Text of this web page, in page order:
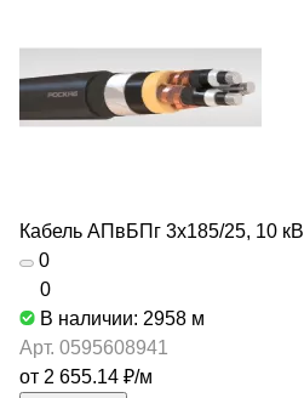
Кабель АПвБПг 3х185/25, 10 кВ
0
0
В наличии: 2958 м
Арт. 0595608941
от 2 655.14 ₽/м